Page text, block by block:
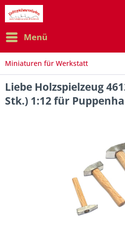
Menü
Miniaturen für Werkstatt
Liebe Holzspielzeug
Stk.) 1:12 für